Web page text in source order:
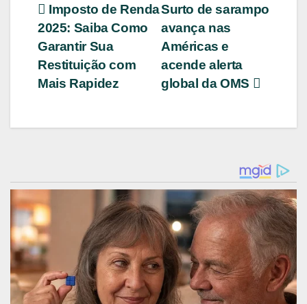
Navegação
de
Post
Surto de sarampo
avança nas
Américas e
acende alerta
global da OMS
Imposto de Renda
2025: Saiba Como
Garantir Sua
Restituição com
Mais Rapidez